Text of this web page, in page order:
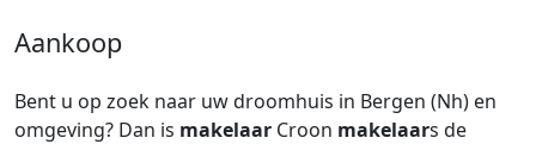
Aankoop
Bent u op zoek naar uw droomhuis in Bergen (Nh) en
omgeving? Dan is makelaar Croon makelaars de